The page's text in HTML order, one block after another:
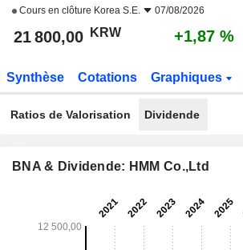
Cours en clôture Korea S.E. 07/08/2026
21 800,00 KRW +1,87 %
Synthèse Cotations Graphiques
Ratios de Valorisation Dividende
BNA & Dividende: HMM Co.,Ltd